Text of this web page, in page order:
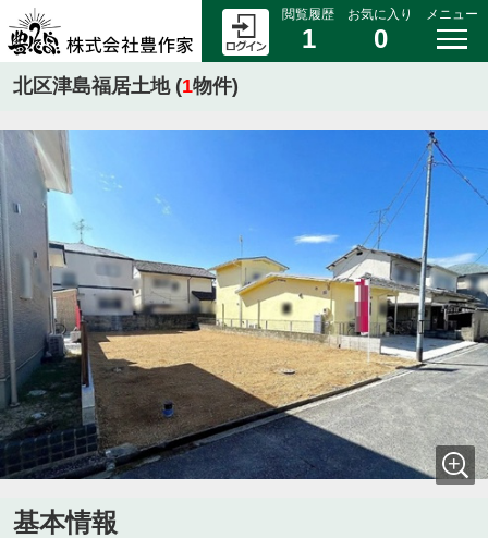
閲覧履歴
1
お気に入り
0
メニュー
北区津島福居土地 (1物件)
基本情報